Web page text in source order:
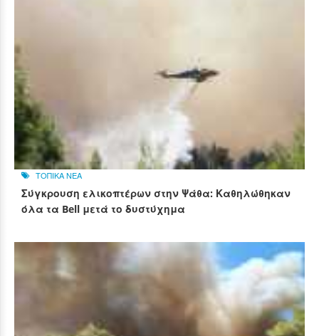
ΤΟΠΙΚΑ ΝΕΑ
Σύγκρουση ελικοπτέρων στην Ψάθα: Καθηλώθηκαν
όλα τα Bell μετά το δυστύχημα